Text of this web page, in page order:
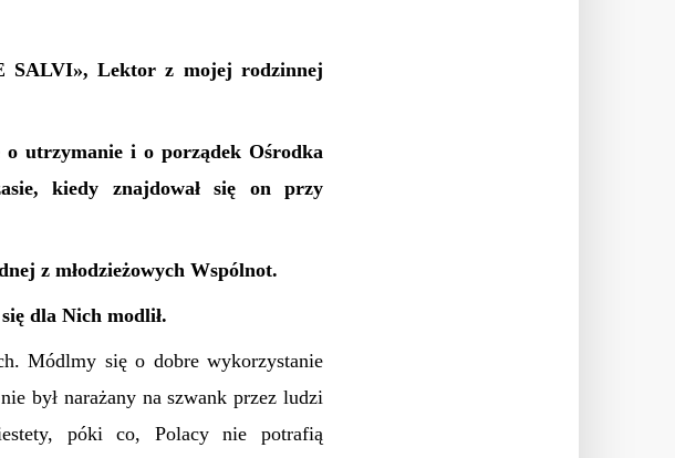
SALVI», Lektor z mojej rodzinnej
utrzymanie i o porządek Ośrodka
kiedy znajdował się on przy
z młodzieżowych Wspólnot.
dla Nich modlił.
Módlmy się o dobre wykorzystanie
był narażany na szwank przez ludzi
póki co, Polacy nie potrafią